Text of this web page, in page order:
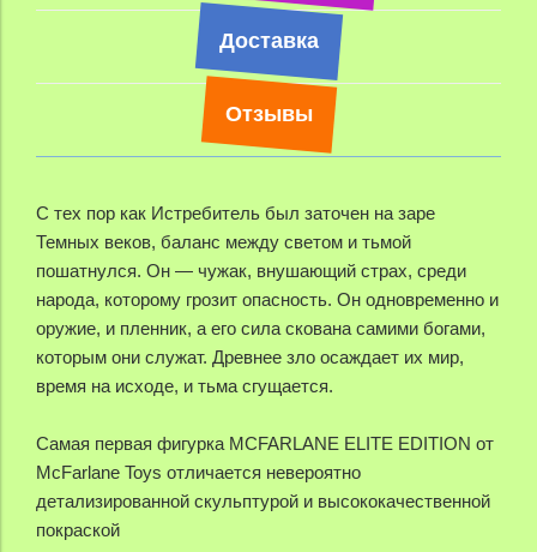
Доставка
Отзывы
С тех пор как Истребитель был заточен на заре
Темных веков, баланс между светом и тьмой
пошатнулся. Он — чужак, внушающий страх, среди
народа, которому грозит опасность. Он одновременно и
оружие, и пленник, а его сила скована самими богами,
которым они служат. Древнее зло осаждает их мир,
время на исходе, и тьма сгущается.
Самая первая фигурка MCFARLANE ELITE EDITION от
McFarlane Toys отличается невероятно
детализированной скульптурой и высококачественной
покраской